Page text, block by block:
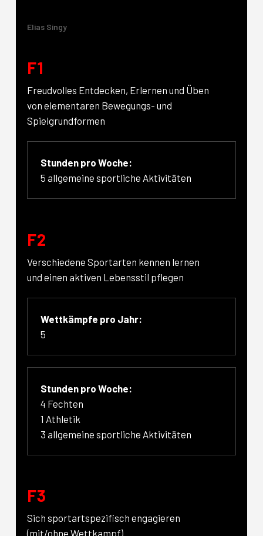
Elias Singy
F1
Freudvolles Entdecken, Erlernen und Üben
von elementaren Bewegungs- und
Spielgrundformen
Stunden pro Woche:
5 allgemeine sportliche Aktivitäten
F2
Verschiedene Sportarten kennen lernen
und einen aktiven Lebensstil pflegen
Wettkämpfe pro Jahr:
5
Stunden pro Woche:
4 Fechten
1 Athletik
3 allgemeine sportliche Aktivitäten
F3
Sich sportartspezifisch engagieren
(mit/ohne Wettkampf)